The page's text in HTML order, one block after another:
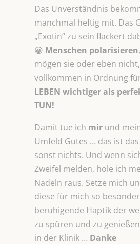
Das Unverständnis
manchmal heftig mit. Das
„Exotin“ zu sein flackert
😀 Menschen polarisieren
mögen sie oder eben
vollkommen in Ordnung
LEBEN wichtiger als
TUN!
Damit tue ich mir und
Umfeld Gutes … das ist
sonst nichts. Und wenn
Zweifel melden, hole ich
Nadeln raus. Setze mich
diese für mich so
beruhigende Haptik der
zu spüren und zu
in der Klinik … Danke